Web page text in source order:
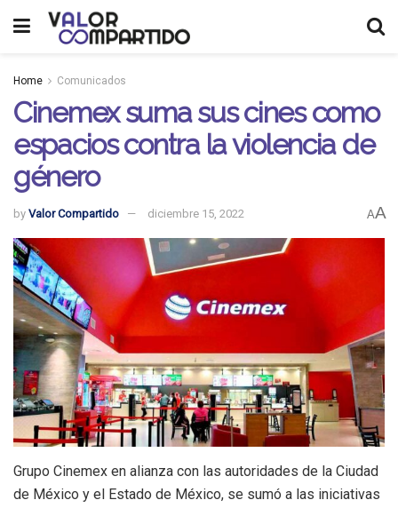
Home Comunicados
Cinemex suma sus cines como
espacios contra la violencia de
género
by Valor Compartido diciembre 15, 2022 AA
Grupo Cinemex en alianza con las autoridades de la Ciudad
de México y el Estado de México, se sumó a las iniciativas